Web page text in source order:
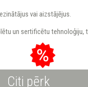
vai aizstājējus.
un sertificētu tehnoloģiju,
Citi pērk